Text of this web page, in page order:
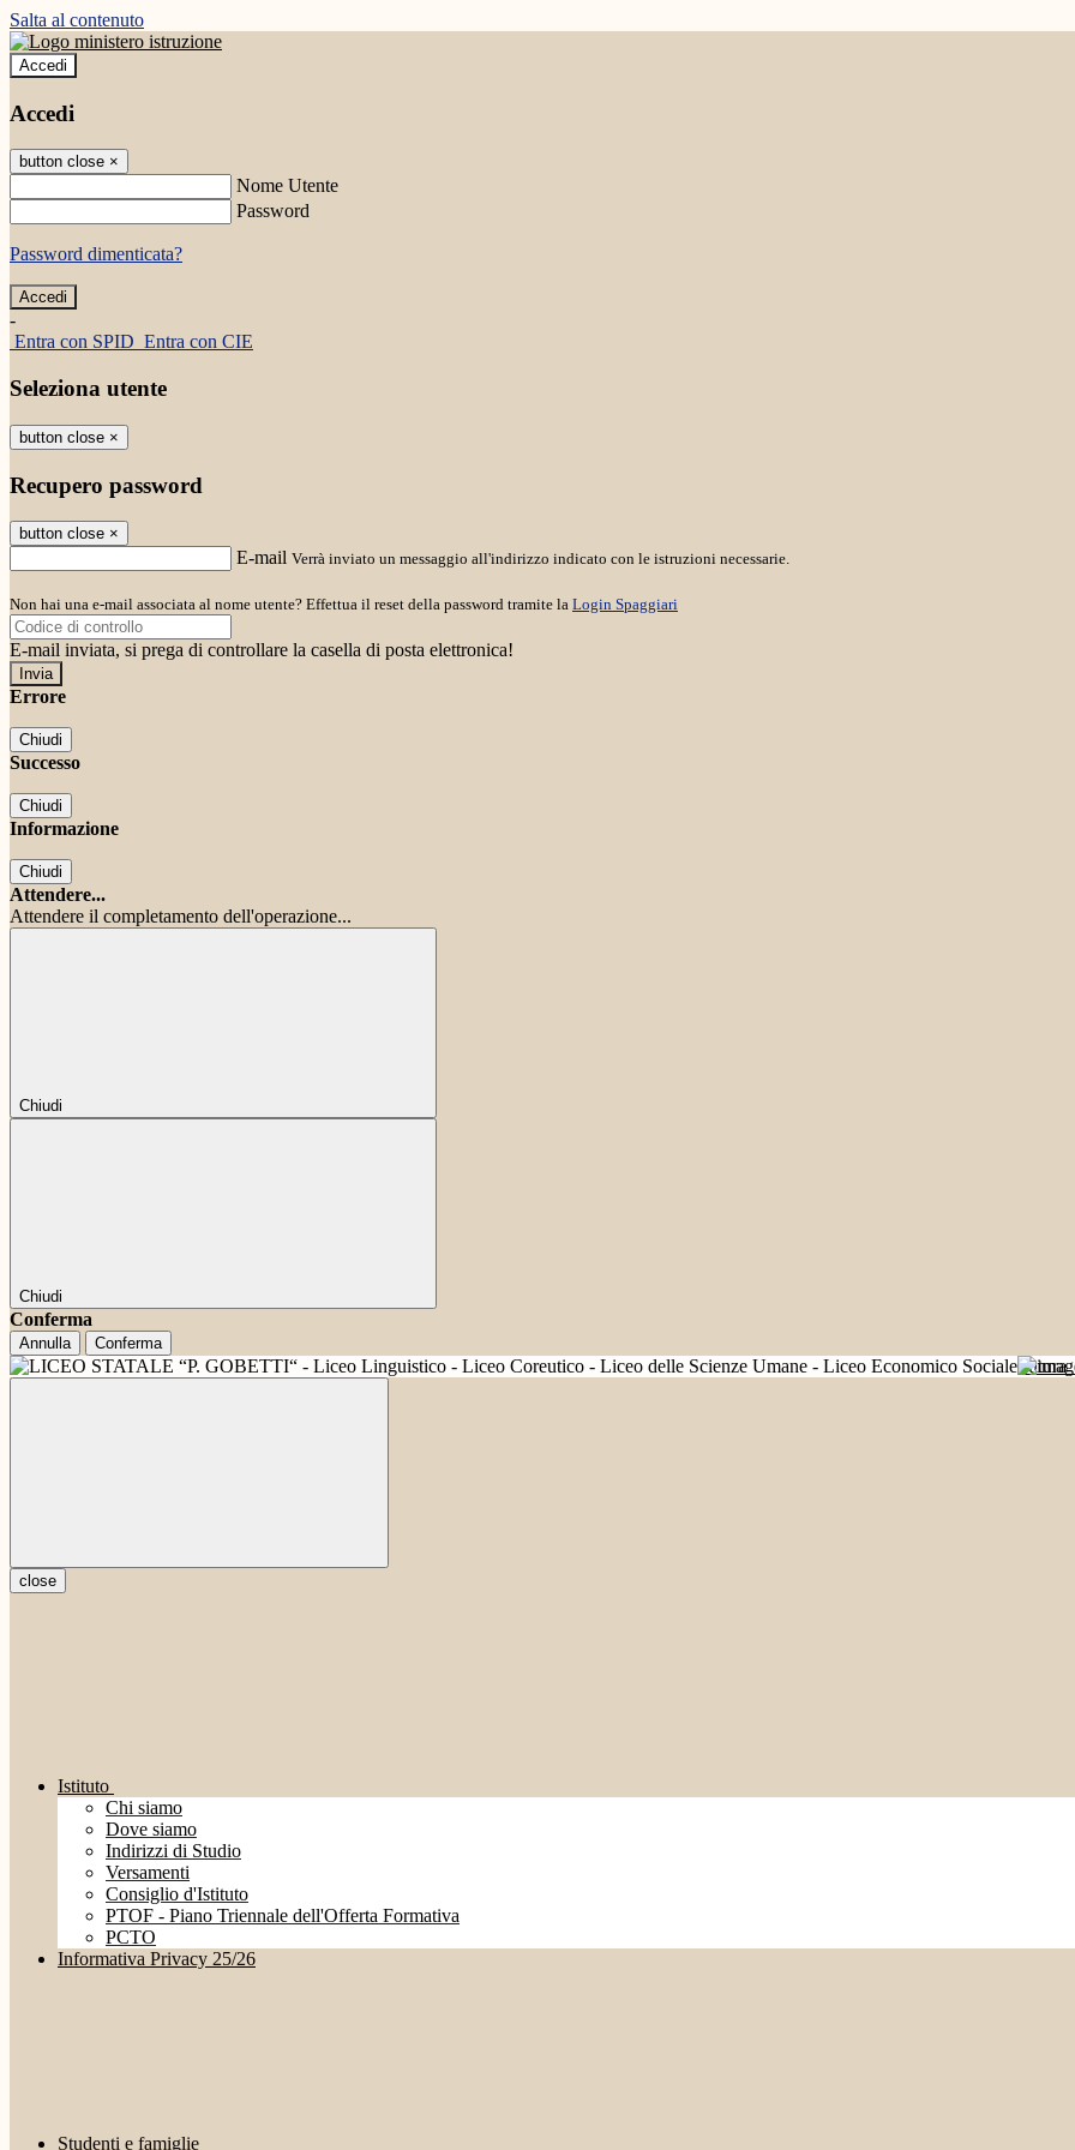
Salta al contenuto
Accedi
Accedi
button close ×
Nome Utente
Password
Password dimenticata?
-
Entra con SPID Entra con CIE
Seleziona utente
button close ×
Recupero password
button close ×
E-mail Verrà inviato un messaggio all'indirizzo indicato con le istruzioni necessarie.
Non hai una e-mail associata al nome utente? Effettua il reset della password tramite la Login Spaggiari
E-mail inviata, si prega di controllare la casella di posta elettronica!
Errore
Chiudi
Successo
Chiudi
Informazione
Chiudi
Attendere...
Attendere il completamento dell'operazione...
Chiudi
Chiudi
Conferma
Annulla Conferma
Futura
close
Istituto
Chi siamo
Dove siamo
Indirizzi di Studio
Versamenti
Consiglio d'Istituto
PTOF - Piano Triennale dell'Offerta Formativa
PCTO
Informativa Privacy 25/26
Studenti e famiglie